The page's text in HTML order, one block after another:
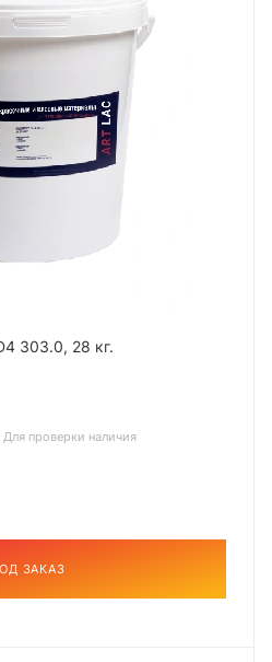
303.0, 28 кг.
Для проверки наличия
ЗАКАЗ